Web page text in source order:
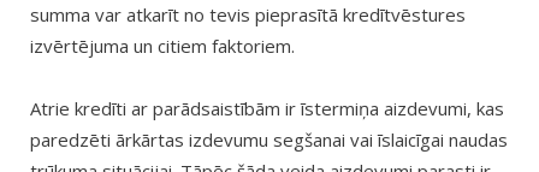
summa var atkarīt no tevis pieprasītā kredītvēstures
izvērtējuma un citiem faktoriem.
Atrie kredīti ar parādsaistībām ir īstermiņa aizdevumi, kas
paredzēti ārkārtas izdevumu segšanai vai īslaicīgai naudas